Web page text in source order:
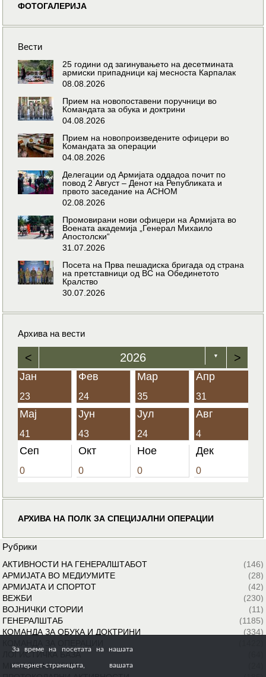
ФОТОГАЛЕРИЈА
Вести
25 години од загинувањето на десетмината
армиски припадници кај месноста Карпалак
08.08.2026
Прием на новопоставени поручници во
Командата за обука и доктрини
04.08.2026
Прием на новопроизведените офицери во
Командата за операции
04.08.2026
Делегации од Армијата оддадоа почит по
повод 2 Август – Денот на Републиката и
првото заседание на АСНОМ
02.08.2026
Промовирани нови офицери на Армијата во
Воената академија „Генерал Михаило
Апостолски“
31.07.2026
Посета на Прва пешадиска бригада од страна
на претставници од ВС на Обединетото
Кралство
30.07.2026
Архива на вести
< 2026 ▼ >
Јан
23
Фев
24
Мар
35
Апр
31
Мај
41
Јун
43
Јул
24
Авг
4
Сеп
0
Окт
0
Ное
0
Дек
0
АРХИВА НА ПОЛК ЗА СПЕЦИЈАЛНИ ОПЕРАЦИИ
Рубрики
АКТИВНОСТИ НА ГЕНЕРАЛШТАБОТ
(146)
АРМИЈАТА ВО МЕДИУМИТЕ
(28)
АРМИЈАТА И СПОРТОТ
(42)
ВЕЖБИ
(230)
ВОЈНИЧКИ СТОРИИ
(11)
ГЕНЕРАЛШТАБ
(1185)
КОМАНДА ЗА ОБУКА И ДОКТРИНИ
(334)
ЛОГИСТИЧКА БАЗА
МИРОВНИ МИСИИ
За време на посетата на нашата
интернет-страницата, вашата